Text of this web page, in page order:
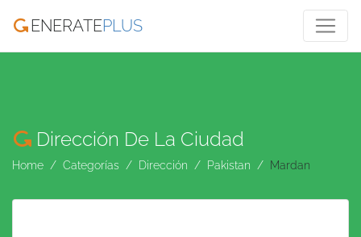
ENERATEPLUS
Dirección De La Ciudad
Home Categorías Dirección Pakistan Mardan